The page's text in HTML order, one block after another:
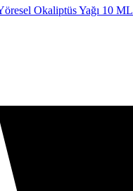
Okaliptüs Yağı 10 ML